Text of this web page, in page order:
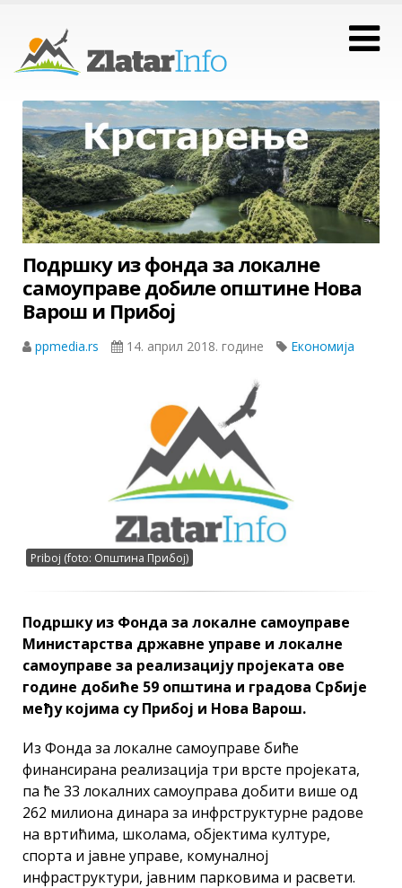
Подршку из фонда за локалне
самоуправе добиле општине Нова
Варош и Прибој
ppmedia.rs 14. април 2018. године Економија
Priboj (foto: Oпштина Прибој)
Подршку из Фонда за локалне самоуправе
Министарства државне управе и локалне
самоуправе за реализацију пројеката ове
године добиће 59 општина и градова Србије
међу којима су Прибој и Нова Варош.
Из Фонда за локалне самоуправе биће
финансирана реализација три врсте пројеката,
па ће 33 локалних самоуправа добити више од
262 милиона динара за инфрструктурне радове
на вртићима, школама, објектима културе,
спорта и јавне управе, комуналној
инфраструктури, јавним парковима и расвети.